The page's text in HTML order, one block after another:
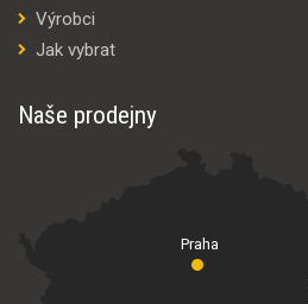
Výrobci
Jak vybrat
Naše prodejny
Praha